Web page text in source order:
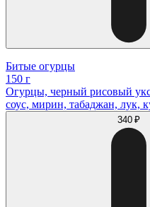
Битые огурцы
150 г
Огурцы, черный рисовый
соус, мирин, табаджан, лук,
340 ₽